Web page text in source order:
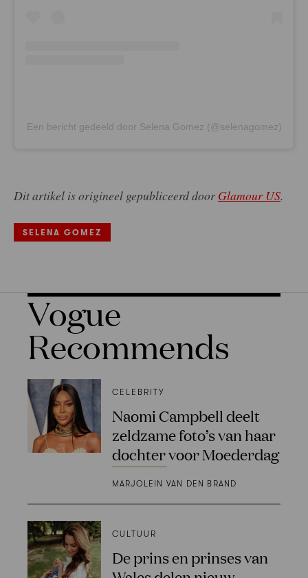
Een bericht gedeeld door Selena Gomez (@selenagomez)
Dit artikel is origineel gepubliceerd door Glamour US.
SELENA GOMEZ
Vogue
Recommends
CELEBRITY
Naomi Campbell deelt
zeldzame foto’s van haar
dochter voor Moederdag
MARJOLEIN VAN DEN BRAND
CULTUUR
De prins en prinses van